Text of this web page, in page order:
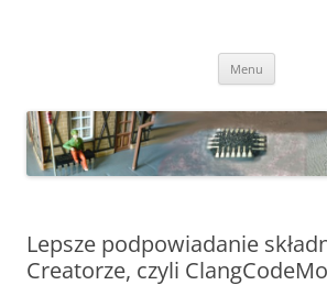
konstrukcje
tylko
Menu
Lepsze podpowiadanie
Creatorze, czyli